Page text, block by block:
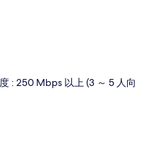
: 250 Mbps 以上 (3 ～ 5 人向